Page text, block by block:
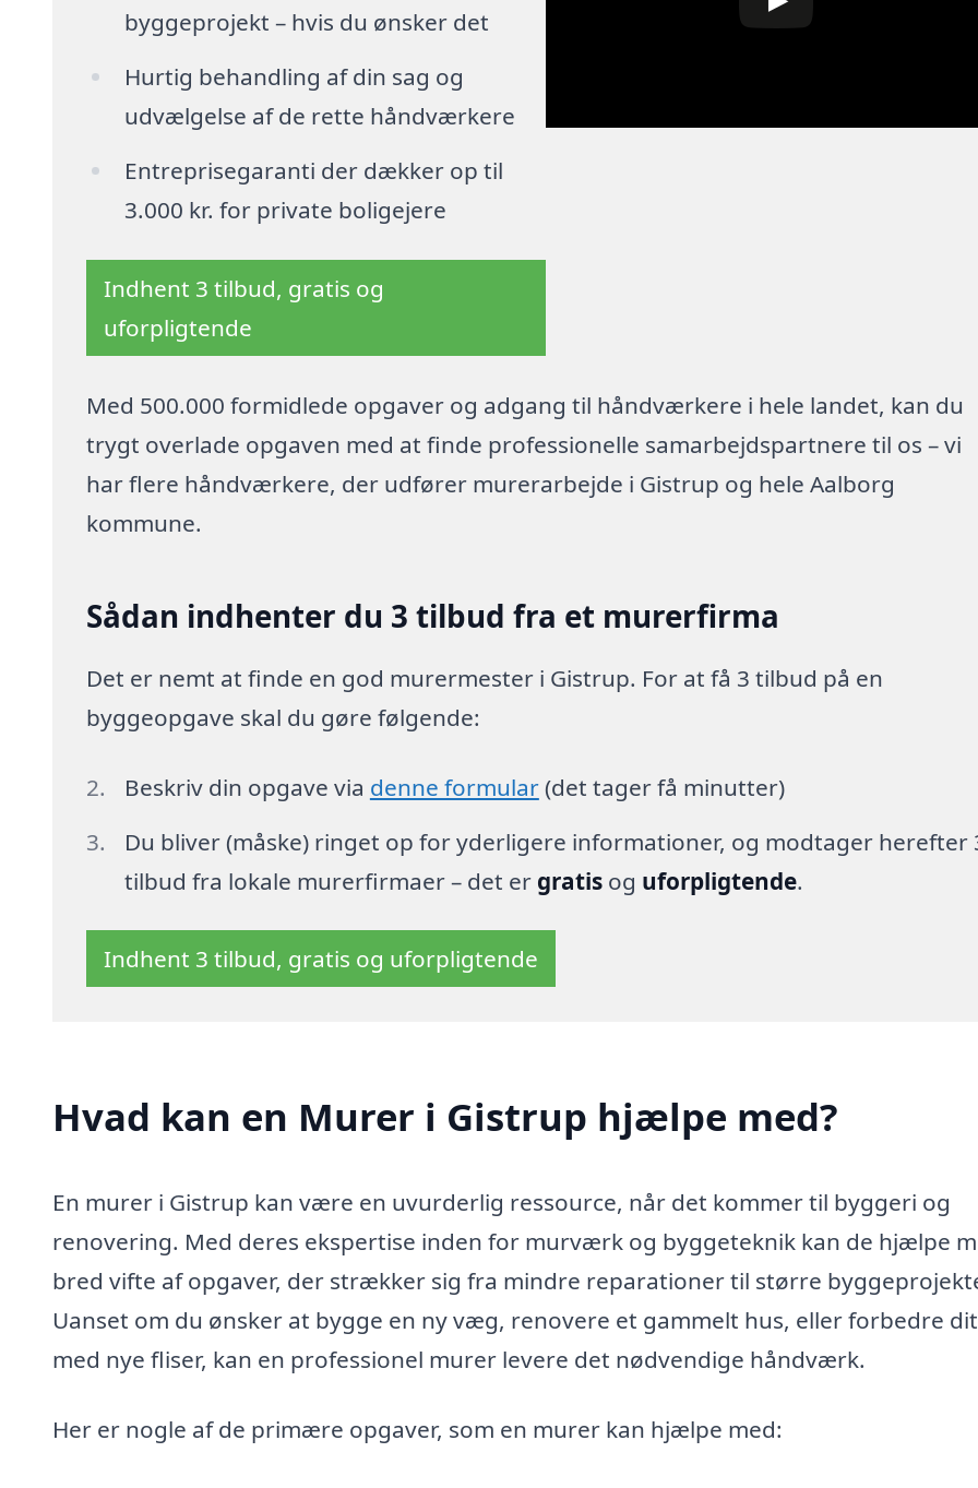
byggeprojekt – hvis du ønsker det
Hurtig behandling af din sag og
udvælgelse af de rette håndværkere
Entreprisegaranti der dækker op til
3.000 kr. for private boligejere
Indhent 3 tilbud, gratis og
uforpligtende
Med 500.000 formidlede opgaver og adgang til håndværkere i hele landet, kan du
trygt overlade opgaven med at finde professionelle samarbejdspartnere til os – vi
har flere håndværkere, der udfører murerarbejde i Gistrup og hele Aalborg
kommune.
Sådan indhenter du 3 tilbud fra et murerfirma
Det er nemt at finde en god murermester i Gistrup. For at få 3 tilbud på en
byggeopgave skal du gøre følgende:
Beskriv din opgave via denne formular(det tager få minutter)
Du bliver (måske) ringet op for yderligere informationer, og modtager herefter
tilbud fra lokale murerfirmaer – det er gratisog uforpligtende.
Indhent 3 tilbud, gratis og uforpligtende
Hvad kan en Murer i Gistrup hjælpe med?
En murer i Gistrup kan være en uvurderlig ressource, når det kommer til byggeri og
renovering. Med deres ekspertise inden for murværk og byggeteknik kan de hjælpe
bred vifte af opgaver, der strækker sig fra mindre reparationer til større
Uanset om du ønsker at bygge en ny væg, renovere et gammelt hus, eller forbedre
med nye fliser, kan en professionel murer levere det nødvendige håndværk.
Her er nogle af de primære opgaver, som en murer kan hjælpe med: